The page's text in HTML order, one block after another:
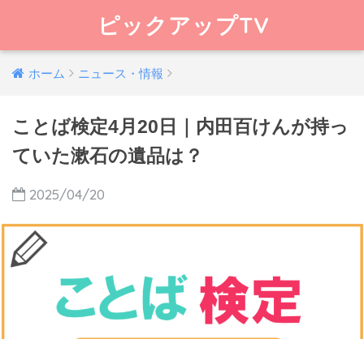
ピックアップTV
ホーム ニュース・情報
ことば検定4月20日｜内田百けんが持っ
ていた漱石の遺品は？
2025/04/20